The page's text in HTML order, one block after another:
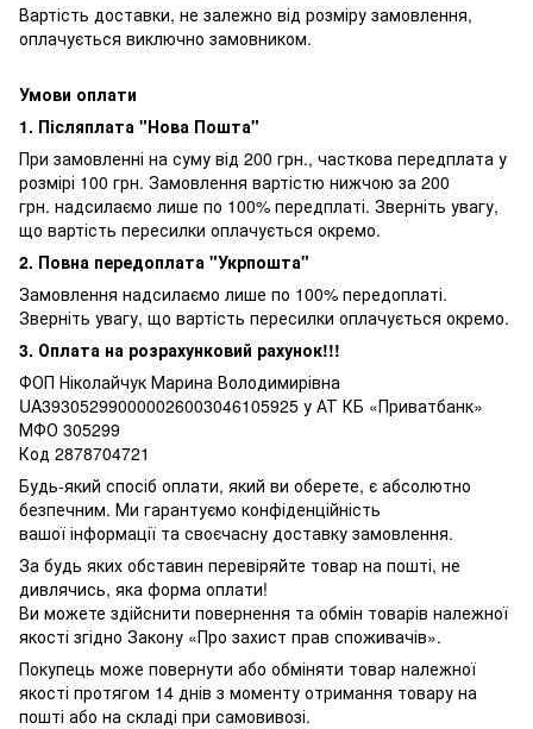
Вартість доставки, не залежно від розміру замовлення,
оплачується виключно замовником.
Умови оплати
1. Післяплата "Нова Пошта"
При замовленні на суму від 200 грн., часткова передплата у
розмірі 100 грн. Замовлення вартістю нижчою за 200
грн. надсилаємо лише по 100% передплаті. Зверніть увагу,
що вартість пересилки оплачується окремо.
2. Повна передоплата "Укрпошта"
Замовлення надсилаємо лише по 100% передоплаті.
Зверніть увагу, що вартість пересилки оплачується окремо.
3. Оплата на розрахунковий рахунок!!!
ФОП Ніколайчук Марина Володимирівна
UA393052990000026003046105925 у АТ КБ «Приватбанк»
МФО 305299
Код 2878704721
Будь-який спосіб оплати, який ви оберете, є абсолютно
безпечним. Ми гарантуємо конфіденційність
вашої інформації та своєчасну доставку замовлення.
За будь яких обставин перевіряйте товар на пошті, не
дивлячись, яка форма оплати!
Ви можете здійснити повернення та обмін товарів належної
якості згідно Закону «Про захист прав споживачів».
Покупець може повернути або обміняти товар належної
якості протягом 14 днів з моменту отримання товару на
пошті або на складі при самовивозі.